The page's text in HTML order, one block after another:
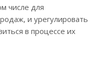
числе для
и урегулировать
в процессе их